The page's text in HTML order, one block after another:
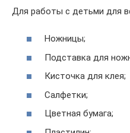
Для работы с детьми для
Ножницы;
Подставка для
Кисточка для клея;
Салфетки;
Цветная бумага;